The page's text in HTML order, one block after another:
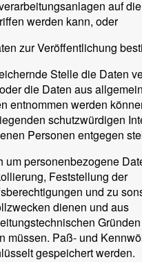
auf
werden kann, oder
zur Veröffentlichung
Stelle die Daten
die Daten aus
entnommen werden
schutzwürdigen
Personen entgegen
um personenbezogene
Feststellung der
und zu
dienen und aus
müssen. Paß- und
gespeichert werden.